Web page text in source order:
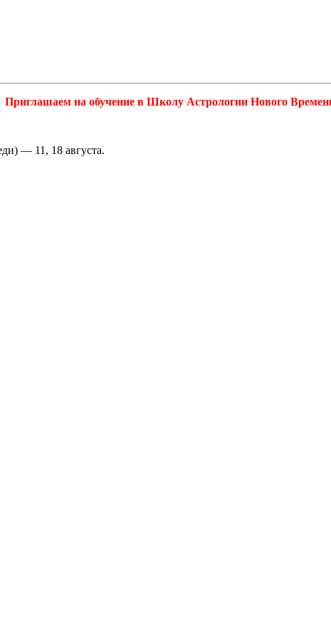
Приглашаем на обучение в Школу Астрологии Нового
— 11, 18 августа.